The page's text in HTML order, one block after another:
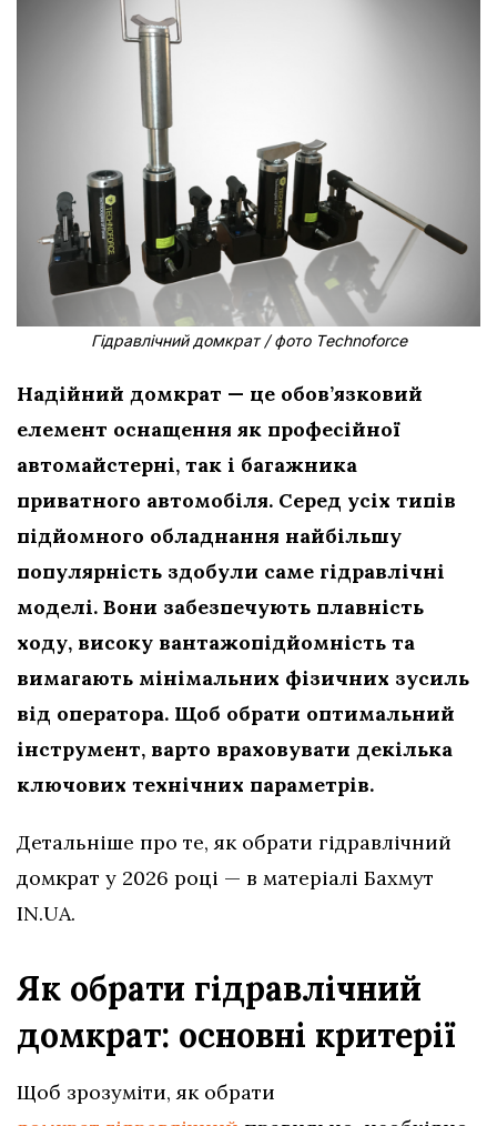
Гідравлічний домкрат / фото Тechnoforce
Надійний домкрат — це обов’язковий
елемент оснащення як професійної
автомайстерні, так і багажника
приватного автомобіля. Серед усіх типів
підйомного обладнання найбільшу
популярність здобули саме гідравлічні
моделі. Вони забезпечують плавність
ходу, високу вантажопідйомність та
вимагають мінімальних фізичних зусиль
від оператора. Щоб обрати оптимальний
інструмент, варто враховувати декілька
ключових технічних параметрів.
Детальніше про те, як обрати гідравлічний
домкрат у 2026 році — в матеріалі Бахмут
IN.UA.
Як обрати гідравлічний
домкрат: основні критерії
Щоб зрозуміти, як обрати